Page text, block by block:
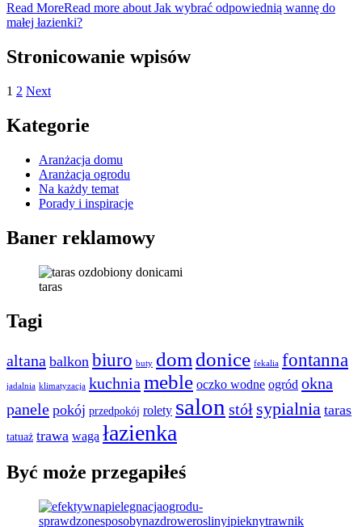
Read MoreRead more about Jak wybrać odpowiednią wannę do
małej łazienki?
Stronicowanie wpisów
1 2 Next
Kategorie
Aranżacja domu
Aranżacja ogrodu
Na każdy temat
Porady i inspiracje
Baner reklamowy
taras
Tagi
altana balkon biuro buty dom donice fekalia fontanna
jadalnia klimatyzacja kuchnia meble oczko wodne ogród okna
panele pokój przedpokój rolety salon stół sypialnia taras
tatuaż trawa waga łazienka
Być może przegapiłeś